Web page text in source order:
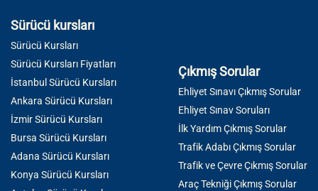
Sürücü kursları
Sürücü Kursları
Sürücü Kursları Fiyatları
İstanbul Sürücü Kursları
Ankara Sürücü Kursları
İzmir Sürücü Kursları
Bursa Sürücü Kursları
Adana Sürücü Kursları
Konya Sürücü Kursları
Çıkmış Sorular
Ehliyet Sınavı Çıkmış Sorular
Ehliyet Sınav Soruları
İlk Yardım Çıkmış Sorular
Trafik Adabı Çıkmış Sorular
Trafik ve Çevre Çıkmış Sorular
Araç Tekniği Çıkmış Sorular